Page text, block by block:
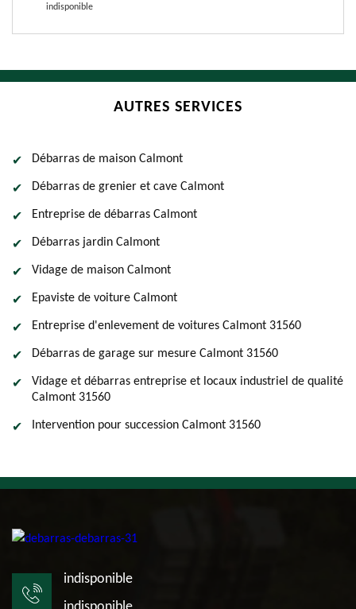
indisponible
AUTRES SERVICES
Débarras de maison Calmont
Débarras de grenier et cave Calmont
Entreprise de débarras Calmont
Débarras jardin Calmont
Vidage de maison Calmont
Epaviste de voiture Calmont
Entreprise d'enlevement de voitures Calmont 31560
Débarras de garage sur mesure Calmont 31560
Vidage et débarras entreprise et locaux industriel de qualité
Calmont 31560
Intervention pour succession Calmont 31560
indisponible